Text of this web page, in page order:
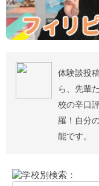
体験談投
ら、先輩
校の辛口
羅！自分
能です。
学校別検索：